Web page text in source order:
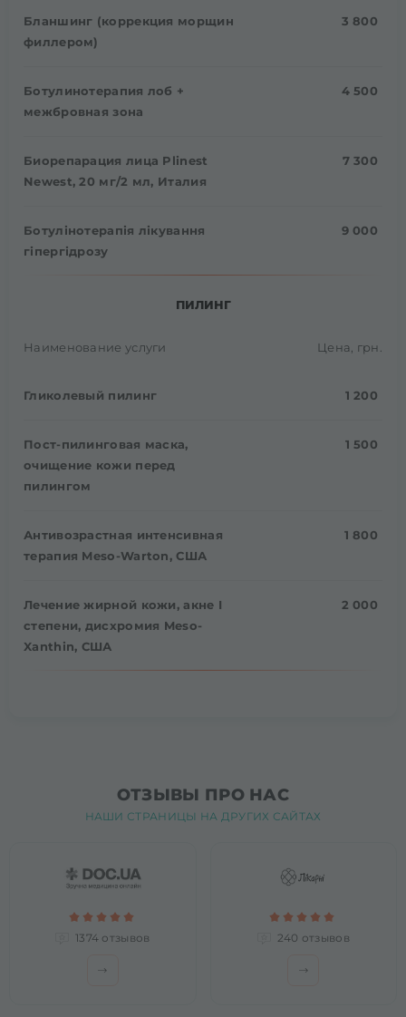
Бланшинг (коррекция морщин
филлером)
3 800
Ботулинотерапия лоб +
межбровная зона
4 500
Биорепарация лица Plinest
Newest, 20 мг/2 мл, Италия
7 300
Ботулінотерапія лікування
гіпергідрозу
9 000
ПИЛИНГ
Наименование услуги Цена, грн.
Гликолевый пилинг 1 200
Пост-пилинговая маска,
очищение кожи перед
пилингом
1 500
Антивозрастная интенсивная
терапия Meso-Warton, США
1 800
Лечение жирной кожи, акне І
степени, дисхромия Meso-
Xanthin, США
2 000
ОТЗЫВЫ ПРО НАС
НАШИ СТРАНИЦЫ НА ДРУГИХ САЙТАХ
1374 отзывов 240 отзывов